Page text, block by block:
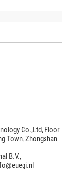
Co.,Ltd, Floor
Town, Zhongshan
B.V.,